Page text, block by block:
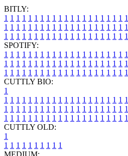
BITLY:
1 1 1 1 1 1 1 1 1 1 1 1 1 1 1 1 1 1 1 1 1
1 1 1 1 1 1 1 1 1 1 1 1 1 1 1 1 1 1 1 1 1
1 1 1 1 1 1 1 1 1 1 1 1 1 1 1 1 1 1 1 1 1
SPOTIFY:
1 1 1 1 1 1 1 1 1 1 1 1 1 1 1 1 1 1 1 1 1
1 1 1 1 1 1 1 1 1 1 1 1 1 1 1 1 1 1 1 1 1
1 1 1 1 1 1 1 1 1 1 1 1 1 1 1 1 1 1 1 1 1
CUTTLY BIO:
1
1 1 1 1 1 1 1 1 1 1 1 1 1 1 1 1 1 1 1 1 1
1 1 1 1 1 1 1 1 1 1 1 1 1 1 1 1 1 1 1 1 1
1 1 1 1 1 1 1 1 1 1 1 1 1 1 1 1 1 1 1 1 1
CUTTLY OLD:
1
1 1 1 1 1 1 1 1 1 1
MEDIUM: